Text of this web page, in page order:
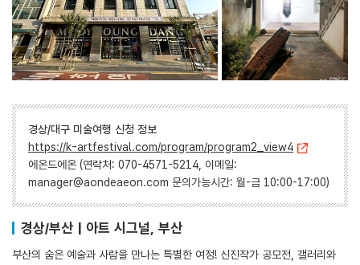
경상/대구 미술여행 신청 정보
https://k-artfestival.com/program/program2_view4
에온드에온 (연락처: 070-4571-5214, 이메일:
manager@aondeaeon.com 문의가능시간: 월-금 10:00-17:00)
경상/부산 | 아트 시그널, 부산
부산의 숨은 예술과 사람을 만나는 특별한 여정! 신진작가 공모전, 갤러리와